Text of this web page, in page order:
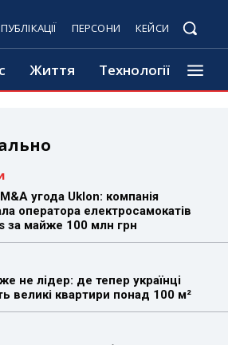
ПУБЛІКАЦІЇ ПЕРСОНИ КЕЙСИ
Життя Технології
угода Uklon: компанія
оператора електросамокатів
за майже 100 млн грн
не лідер: де тепер українці
великі квартири понад 100 м²